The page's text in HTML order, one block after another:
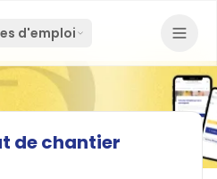
d'emploi
dechantier